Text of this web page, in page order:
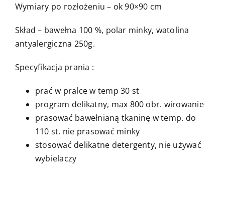
Wymiary po rozłożeniu – ok 90×90 cm
Skład – bawełna 100 %, polar minky, watolina
antyalergiczna 250g.
Specyfikacja prania :
prać w pralce w temp 30 st
program delikatny, max 800 obr. wirowanie
prasować bawełnianą tkaninę w temp. do
110 st. nie prasować minky
stosować delikatne detergenty, nie używać
wybielaczy